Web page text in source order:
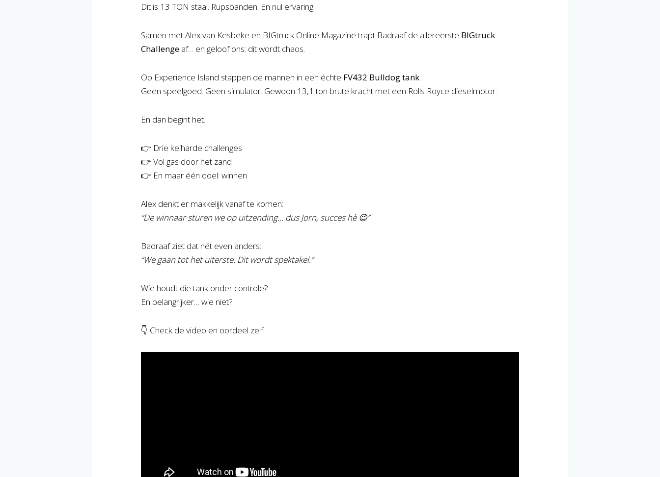
Dit is 13 TON staal. Rupsbanden. En nul ervaring.
Samen metAlex van Kesbeke en BIGtruck Online Magazinetrapt Badraaf de allereerste BIGtruck
Challenge af… en geloof ons: dit wordt chaos.
Op Experience Island stappen de mannen in een échte FV432 Bulldog tank.
Geen speelgoed. Geen simulator. Gewoon 13,1 ton brute kracht met een Rolls Royce dieselmotor.
En dan begint het.
👉 Drie keiharde challenges
👉 Vol gas door het zand
👉 En maar één doel: winnen
Alex denkt er makkelijk vanaf te komen:
“De winnaar sturen we op uitzending… dus Jorn, succes hè 😉”
Badraaf ziet dat nét even anders:
“We gaan tot het uiterste. Dit wordt spektakel.”
Wie houdt die tank onder controle?
En belangrijker… wie niet?
👇 Check de video en oordeel zelf: